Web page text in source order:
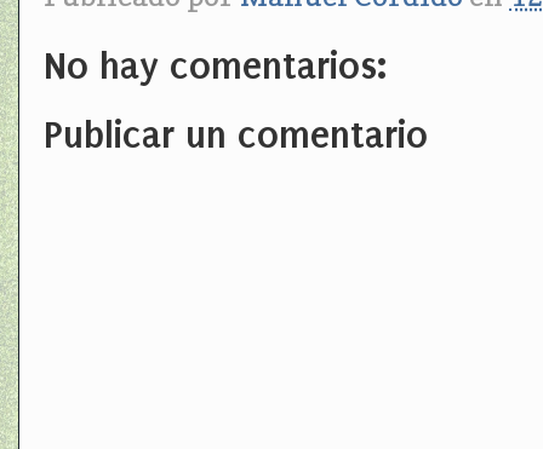
No hay comentarios:
Publicar un comentario